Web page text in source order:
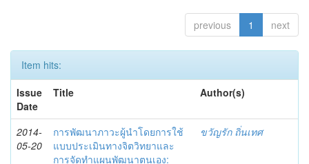
previous 1 next
Item hits:
Issue
Date
Title Author(s)
2014-
05-20
การพัฒนาภาวะผู้นำโดยการใช้
แบบประเมินทางจิตวิทยาและ
การจัดทำแผนพัฒนาตนเอง:
ขวัญรัก ถิ่นเทศ